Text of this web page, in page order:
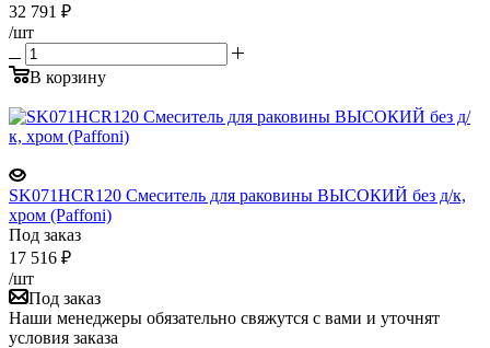
32 791 ₽
/шт
В корзину
SK071HCR120 Смеситель для раковины ВЫСОКИЙ без д/к,
хром (Paffoni)
Под заказ
17 516 ₽
/шт
Под заказ
Наши менеджеры обязательно свяжутся с вами и уточнят
условия заказа